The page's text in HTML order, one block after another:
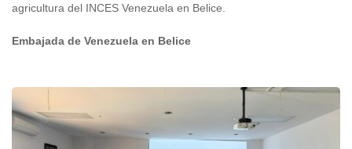
agricultura del INCES Venezuela en Belice.
Embajada de Venezuela en Belice